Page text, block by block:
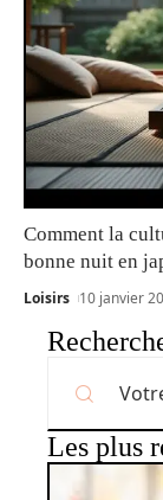
Comment la
bonne nuit en
Loisirs 10 janvier
Les plus